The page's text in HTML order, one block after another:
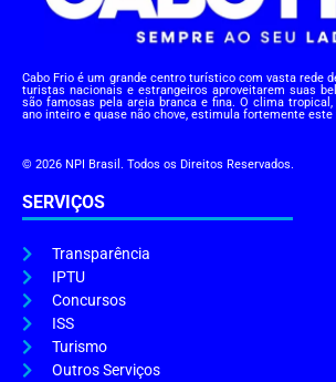
Cabo Frio é um grande centro turístico com vasta rede
turistas nacionais e estrangeiros aproveitarem suas
são famosas pela areia branca e fina. O clima
ano inteiro e quase não chove, estimula fortemente
© 2026 NPI Brasil. Todos os Direitos Reservados.
SERVIÇOS
Transparência
IPTU
Concursos
ISS
Turismo
Outros Serviços